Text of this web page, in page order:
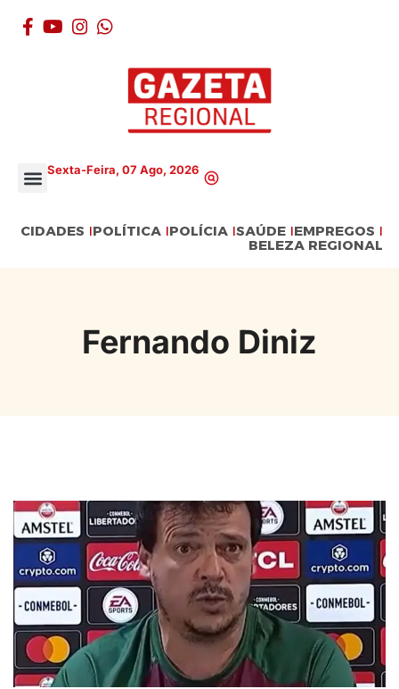
Sexta-Feira, 07 Ago, 2026
CIDADES POLÍTICA POLÍCIA SAÚDE EMPREGOS
BELEZA REGIONAL
Fernando Diniz